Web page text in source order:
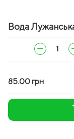
Вода
remove
85.00 грн